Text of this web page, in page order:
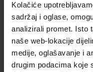
Kolačiće
sadržaj i oglase,
analizirali promet. Isto
naše web-lokacije
medije, oglašavanje i
drugim podacima koje
Reg br min